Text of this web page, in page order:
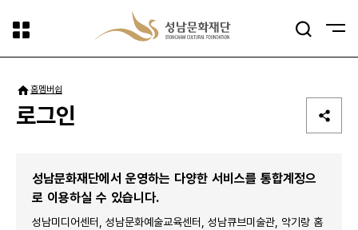
검색
홈멤버쉽
로그인
성남문화재단에서 운영하는 다양한 서비스를 통합계정으
로 이용하실 수 있습니다.
성남미디어센터, 성남문화예술교육센터, 성남큐브미술관, 악기랑 홈